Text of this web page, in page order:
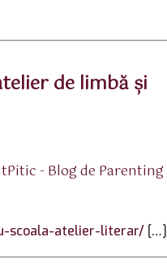
de limbă și
- Blog de Parenting
scoala-atelier-literar/ […]